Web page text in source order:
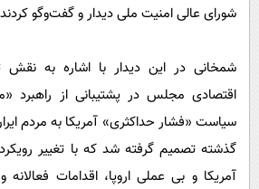
شورای عالی امنیت ملی دیدار و گفت‌وگو
شمخانی در این دیدار با اشاره به نقش
اقتصادی مجلس در پشتیبانی از راهبرد
سیاست «فشار حداکثری» آمریکا به مردم
گذشته تصمیم گرفته شد که با تغییر
آمریکا و بی عملی اروپا، اقدامات